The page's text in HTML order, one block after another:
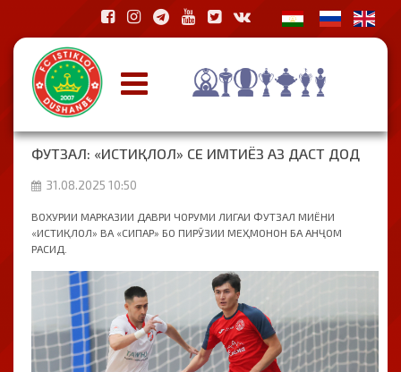
ФУТЗАЛ: «ИСТИҚЛОЛ» СЕ ИМТИЁЗ АЗ ДАСТ ДОД
31.08.2025 10:50
ВОХУРИИ МАРКАЗИИ ДАВРИ ЧОРУМИ ЛИГАИ ФУТЗАЛ МИЁНИ
«ИСТИҚЛОЛ» ВА «СИПАР» БО ПИРӮЗИИ МЕҲМОНОН БА АНҶОМ
РАСИД.